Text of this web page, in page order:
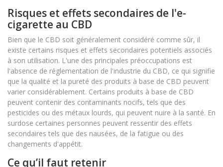
Risques et effets secondaires de l'e-
cigarette au CBD
Bien que le CBD soit généralement considéré comme sûr, il
existe certains risques et effets secondaires potentiels associés
à son utilisation. L'une des principales préoccupations est
l'absence de réglementation de l'industrie du CBD, ce qui signifie
que la qualité et la pureté des produits à base de CBD peuvent
varier considérablement. Certains produits à base de CBD
peuvent contenir des contaminants nocifs, tels que des
pesticides ou des métaux lourds, qui peuvent nuire à la santé. En
surdose certaines personnes peuvent ressentir des effets
secondaires tels que des nausées, de la fatigue ou des
changements d'appétit.
Ce qu’il faut retenir